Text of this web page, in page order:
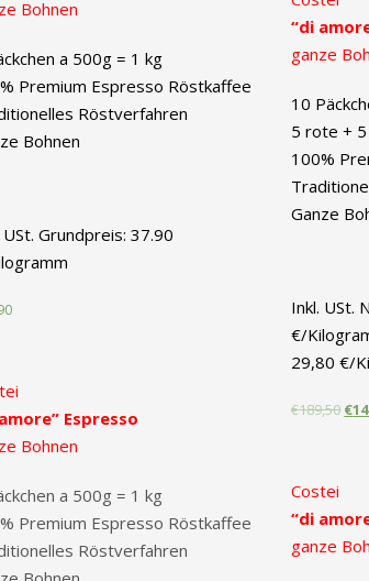
Bohnen
a 500g = 1 kg
Premium Espresso Röstkaffee
Röstverfahren
Bohnen
USt. Grundpreis: 37.90
Espresso
Bohnen
a 500g = 1 kg
Premium Espresso Röstkaffee
Röstverfahren
“di
ganze
10
5 rote +
100%
Ganze
Inkl. USt.
€/
29,80 €/
€189,50 €
Costei
“di
ganze